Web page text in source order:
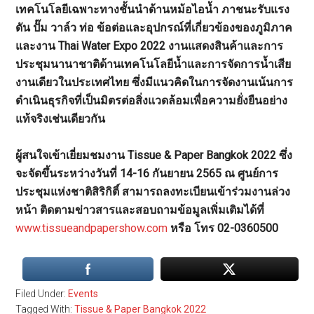
เทคโนโลยีเฉพาะทางชั้นนำด้านหม้อไอน้ำ ภาชนะรับแรง
ดัน ปั๊ม วาล์ว ท่อ ข้อต่อและอุปกรณ์ที่เกี่ยวข้องของภูมิภาค
และงาน Thai Water Expo 2022 งานแสดงสินค้าและการ
ประชุมนานาชาติด้านเทคโนโลยีน้ำและการจัดการน้ำเสีย
งานเดียวในประเทศไทย ซึ่งมีแนวคิดในการจัดงานเน้นการ
ดำเนินธุรกิจที่เป็นมิตรต่อสิ่งแวดล้อมเพื่อความยั่งยืนอย่าง
แท้จริงเช่นเดียวกัน
ผู้สนใจเข้าเยี่ยมชมงาน Tissue & Paper Bangkok 2022 ซึ่ง
จะจัดขึ้นระหว่างวันที่ 14-16 กันยายน 2565 ณ ศูนย์การ
ประชุมแห่งชาติสิริกิติ์ สามารถลงทะเบียนเข้าร่วมงานล่วง
หน้า ติดตามข่าวสารและสอบถามข้อมูลเพิ่มเติมได้ที่
www.tissueandpapershow.com หรือ โทร 02-0360500
Filed Under: Events
Tagged With:Tissue & Paper Bangkok 2022